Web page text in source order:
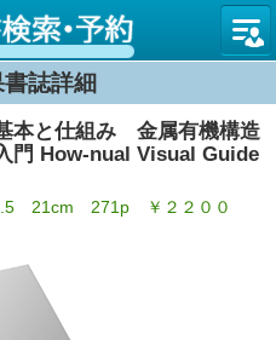
図書館
誌詳細
本と仕組み 金属有機構造
How‐nual Visual Guide
21cm 271p ￥２２００